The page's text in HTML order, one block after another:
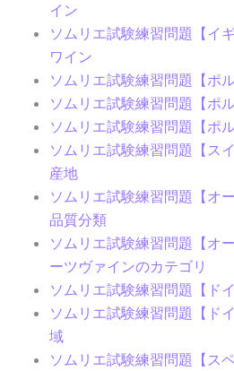
イン
ソムリエ試験練習問題【イ
ワイン
ソムリエ試験練習問題【ポ
ソムリエ試験練習問題【ポ
ソムリエ試験練習問題【ポ
ソムリエ試験練習問題【ス
産地
ソムリエ試験練習問題【オ
品質分類
ソムリエ試験練習問題【オ
ーツヴァインのカテゴリ
ソムリエ試験練習問題【ド
ソムリエ試験練習問題【ド
域
ソムリエ試験練習問題【ス